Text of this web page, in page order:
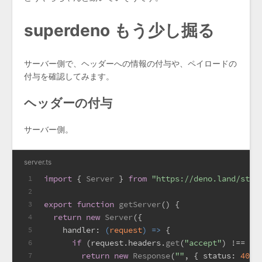
superdeno もう少し掘る
サーバー側で、ヘッダーへの情報の付与や、ペイロードの
付与を確認してみます。
ヘッダーの付与
サーバー側。
server.ts
1
2
3
4
5
6
7
import { Server } from "https://deno.land/
export function getServer() {
return new Server({
handler: (request) => {
if (request.headers.get("accept") !==
return new Response("" , { status: 400